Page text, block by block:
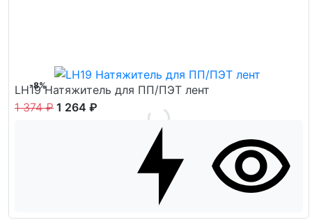
-8%
LH19 Натяжитель для ПП/ПЭТ лент
1 374 ₽ 1 264 ₽